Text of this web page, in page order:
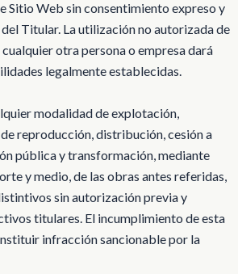
Sitio Web sin consentimiento expreso y
Titular. La utilización no autorizada de
otra persona o empresa dará
legalmente establecidas.
modalidad de explotación,
reproducción, distribución, cesión a
pública y transformación, mediante
y medio, de las obras antes referidas,
sin autorización previa y
titulares. El incumplimiento de esta
infracción sancionable por la